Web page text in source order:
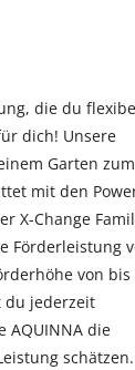
die du
dich! Unsere
Garten zum
mit den
X-Change
Förderleistung
von bis
du jederzeit
AQUINNA die
schätzen.